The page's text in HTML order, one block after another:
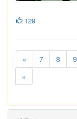
129
« 7 8 9
»